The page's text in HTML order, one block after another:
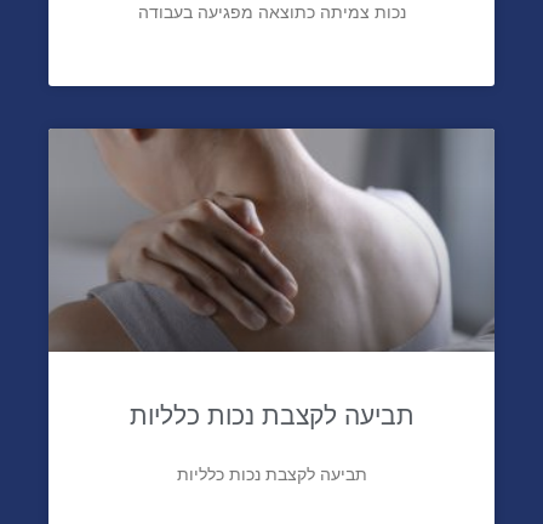
נכות צמיתה כתוצאה מפגיעה בעבודה
תביעה לקצבת נכות כלליות
תביעה לקצבת נכות כלליות